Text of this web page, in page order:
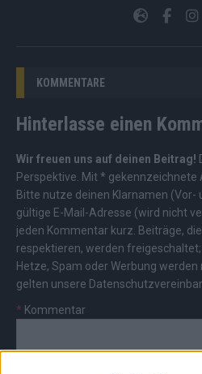
KOMMENTARE
Hinterlasse einen
Wir freuen uns auf deinen Beitrag!
Perspektive. Mit * gekennzeichnete
Bitte nutze deinen Klarnamen (Vor-
gültige E-Mail-Adresse (wird nicht
jeden Kommentar kurz. Beiträge,
respektieren, werden
Hetze, Spam oder Werbung
gelten unsere
* Kommentar